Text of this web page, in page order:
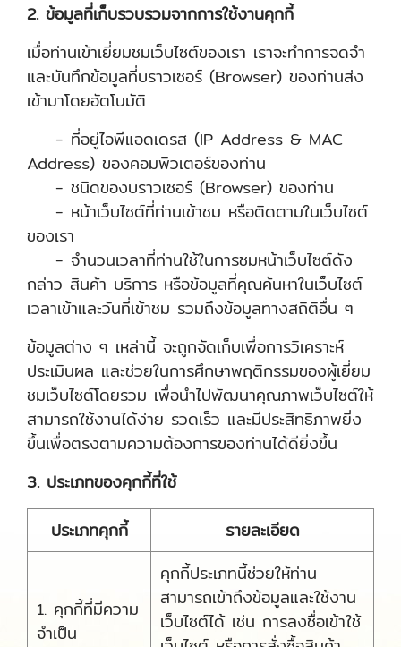
2. ข้อมูลที่เก็บรวบรวมจากการใช้งานคุกกี้
เมื่อท่านเข้าเยี่ยมชมเว็บไซต์ของเรา เราจะทำการจดจำ
และบันทึกข้อมูลที่บราวเซอร์ (Browser) ของท่านส่ง
เข้ามาโดยอัตโนมัติ
- ที่อยู่ไอพีแอดเดรส (IP Address & MAC
Address) ของคอมพิวเตอร์ของท่าน
- ชนิดของบราวเซอร์ (Browser) ของท่าน
- หน้าเว็บไซต์ที่ท่านเข้าชม หรือติดตามในเว็บไซต์
ของเรา
- จำนวนเวลาที่ท่านใช้ในการชมหน้าเว็บไซต์ดัง
กล่าว สินค้า บริการ หรือข้อมูลที่คุณค้นหาในเว็บไซต์
เวลาเข้าและวันที่เข้าชม รวมถึงข้อมูลทางสถิติอื่น ๆ
ข้อมูลต่าง ๆ เหล่านี้ จะถูกจัดเก็บเพื่อการวิเคราะห์
ประเมินผล และช่วยในการศึกษาพฤติกรรมของผู้เยี่ยม
ชมเว็บไซต์โดยรวม เพื่อนำไปพัฒนาคุณภาพเว็บไซต์ให้
สามารถใช้งานได้ง่าย รวดเร็ว และมีประสิทธิภาพยิ่ง
ขึ้นเพื่อตรงตามความต้องการของท่านได้ดียิ่งขึ้น
3. ประเภทของคุกกี้ที่ใช้
ประเภทคุกกี้
รายละเอียด
1. คุกกี้ที่มีความ
จำเป็น
คุกกี้ประเภทนี้ช่วยให้ท่าน
สามารถเข้าถึงข้อมูลและใช้งาน
เว็บไซต์ได้ เช่น การลงชื่อเข้าใช้